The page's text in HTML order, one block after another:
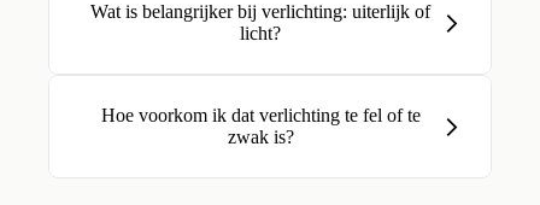
Wat is belangrijker bij verlichting: uiterlijk of
licht?
Hoe voorkom ik dat verlichting te fel of te
zwak is?